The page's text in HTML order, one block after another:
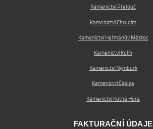
Kamenictví Přelouč
Kamenictví Chrudim
Kamenictví Heřmanův Městec
Kamenictví Kolín
Kamenictví Nymburk
Kamenictví Čáslav
Kamenictví Kutná Hora
FAKTURAČNÍ ÚDAJE